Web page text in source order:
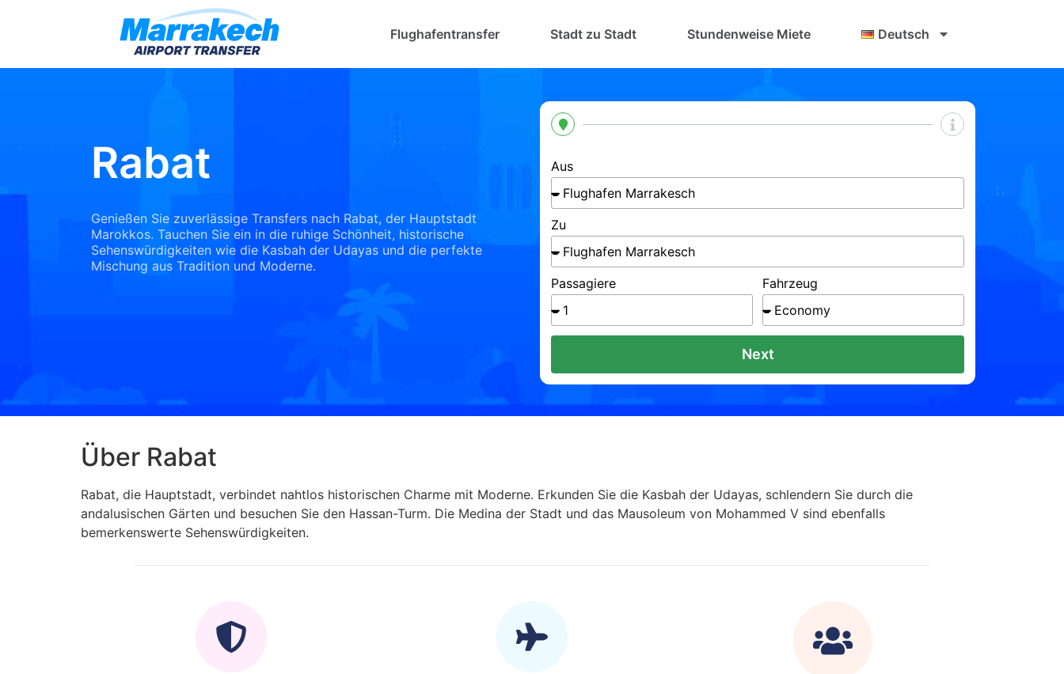
Flughafentransfer Stadt zu Stadt Stundenweise Miete Deutsch
Rabat
Genießen Sie zuverlässige Transfers nach Rabat, der Hauptstadt
Marokkos. Tauchen Sie ein in die ruhige Schönheit, historische
Sehenswürdigkeiten wie die Kasbah der Udayas und die perfekte
Mischung aus Tradition und Moderne.
Aus
Zu
Passagiere Fahrzeug
Next
Über Rabat
Rabat, die Hauptstadt, verbindet nahtlos historischen Charme mit Moderne. Erkunden Sie die Kasbah der Udayas, schlendern Sie durch die
andalusischen Gärten und besuchen Sie den Hassan-Turm. Die Medina der Stadt und das Mausoleum von Mohammed V sind ebenfalls
bemerkenswerte Sehenswürdigkeiten.